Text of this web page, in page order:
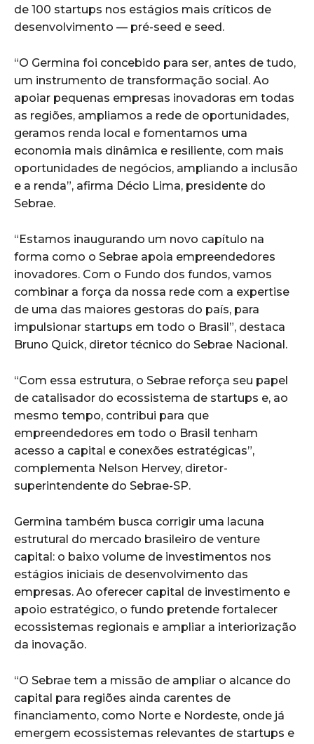
de 100 startups nos estágios mais críticos de
desenvolvimento — pré-seed e seed.
“O Germina foi concebido para ser, antes de tudo,
um instrumento de transformação social. Ao
apoiar pequenas empresas inovadoras em todas
as regiões, ampliamos a rede de oportunidades,
geramos renda local e fomentamos uma
economia mais dinâmica e resiliente, com mais
oportunidades de negócios, ampliando a inclusão
e a renda”, afirma Décio Lima, presidente do
Sebrae.
“Estamos inaugurando um novo capítulo na
forma como o Sebrae apoia empreendedores
inovadores. Com o Fundo dos fundos, vamos
combinar a força da nossa rede com a expertise
de uma das maiores gestoras do país, para
impulsionar startups em todo o Brasil”, destaca
Bruno Quick, diretor técnico do Sebrae Nacional.
“Com essa estrutura, o Sebrae reforça seu papel
de catalisador do ecossistema de startups e, ao
mesmo tempo, contribui para que
empreendedores em todo o Brasil tenham
acesso a capital e conexões estratégicas”,
complementa Nelson Hervey, diretor-
superintendente do Sebrae-SP.
Germina também busca corrigir uma lacuna
estrutural do mercado brasileiro de venture
capital: o baixo volume de investimentos nos
estágios iniciais de desenvolvimento das
empresas. Ao oferecer capital de investimento e
apoio estratégico, o fundo pretende fortalecer
ecossistemas regionais e ampliar a interiorização
da inovação.
“O Sebrae tem a missão de ampliar o alcance do
capital para regiões ainda carentes de
financiamento, como Norte e Nordeste, onde já
emergem ecossistemas relevantes de startups e